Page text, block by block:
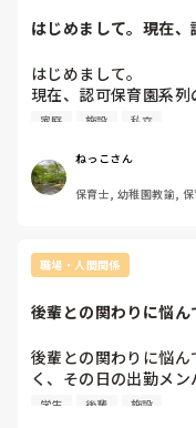
はじめまして。現在
はじめまして。
現在、認可保育園系列
ヘルプで、保育園の
ヤしてしまう事が多
注意する時に、基本的
うな感じです。そこ
れませんが、大声で
ただ、お茶をこぼした
自分で拭きなさい！」
のでしょうか？
自分が働いている児童
今のところありません
たくさん保育園や幼稚
育方針を見て、自分
家庭 施設 私立
ねっこさん
保育士, 幼稚園教諭,
職場・人間関係
後輩との関わりに悩
後輩との関わりに悩
く、その日の出勤メン
後輩は年数関係なく
学生 後輩 施設